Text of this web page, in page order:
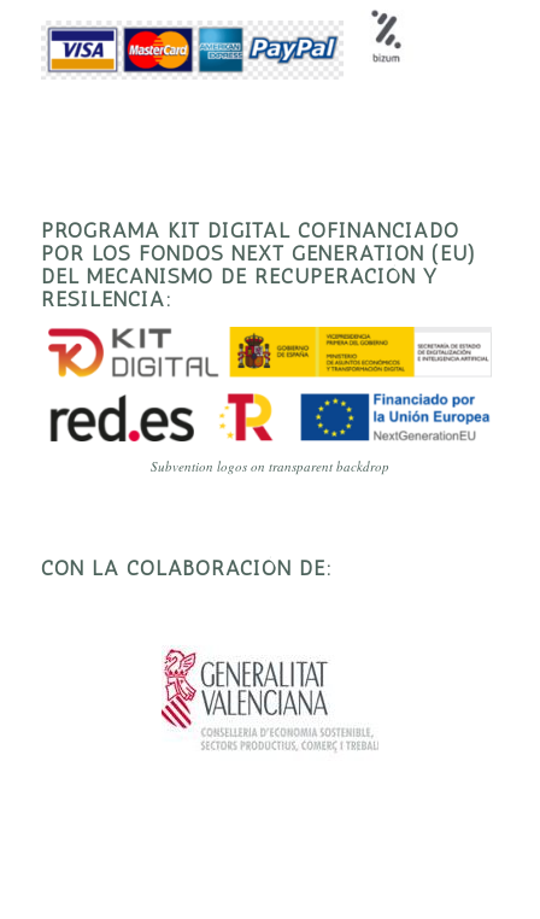
PROGRAMA KIT DIGITAL COFINANCIADO
POR LOS FONDOS NEXT GENERATION (EU)
DEL MECANISMO DE RECUPERACIÓN Y
RESILENCIA:
Subvention logos on transparent backdrop
CON LA COLABORACIÓN DE: